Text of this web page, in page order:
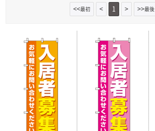
<<最初 < 1 > >>最後